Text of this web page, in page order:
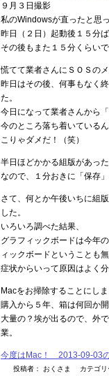
９月３日撮影
私のWindowsが直ったと思
昨日（２日）起動後１５分
その後もまた１５分くらい
慌てて業者さんにＳＯＳの
昨日はその後、何事もなく
た。
今日になって業者さんから
今のところ落ち着いている
こりゃダメだ！（笑）
半日ほどかかる組版があっ
なので、１分おきに「保存
さて、何とか午後いちに組
した。
いろいろ調べた結果、
グラフィックボードは今年
ィックボードということも
症状からいって原因はよく
Macをお掃除することにし
購入から５年、箱は何回か
大量の？埃が出るので、外
業。
今度はMac！ 2013-09-03
投稿者： おくさま カテゴ